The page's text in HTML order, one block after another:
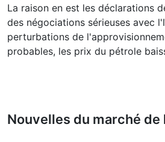
La raison en est les déclarations
des négociations sérieuses avec
perturbations de
probables, les prix du pétrole
Nouvelles du marché de